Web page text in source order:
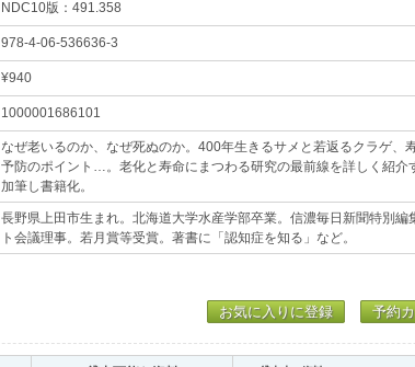
NDC10版：491.358
978-4-06-536636-3
¥940
1000001686101
なぜ老いるのか、なぜ死ぬのか。400年生きるサメと若返るクラゲ、
予防のポイント…。老化と寿命にまつわる研究の最前線を詳しく紹介
加筆し書籍化。
長野県上田市生まれ。北海道大学水産学部卒業。信濃毎日新聞特別編
ト会議理事。若月賞等受賞。著書に「認知症を知る」など。
お気に入りに登録 予約